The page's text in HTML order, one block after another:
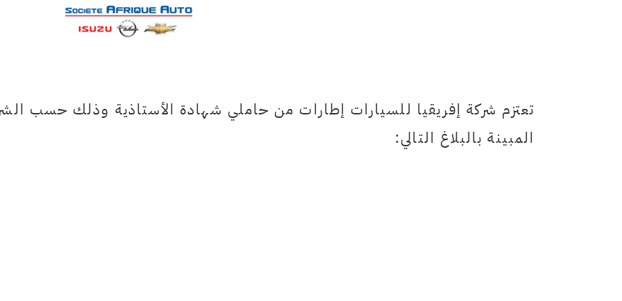
تعتزم شركة إفريقيا للسيارات إطارات من حاملي شهادة الأستاذية وذلك حسب
المبينة بالبلاغ التالي: